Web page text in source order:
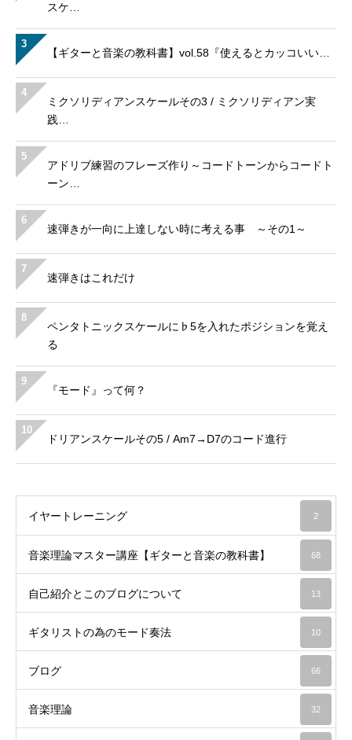
スケ…
3
【ギターと音楽の教科書】vol.58『使えるとカッコいい…
4
ミクソリディアンスケールその3 / ミクソリディアン実
践…
5
アドリブ練習のフレーズ作り～コードトーンからコードト
ーン…
6
速弾きが一向に上達しない時に考える事 ～その1～
7
速弾きはこれだけ
8
ペンタトニックスケールに♭5を入れたポジションを覚え
る
9
『モード』って何？
10
ドリアンスケールその5 / Am7→D7のコード進行
イヤートレーニング 2
音楽理論マスター講座【ギターと音楽の教科書】 68
自己紹介とこのブログについて 13
ギタリストの為のモード奏法 10
ブログ 66
音楽理論 32